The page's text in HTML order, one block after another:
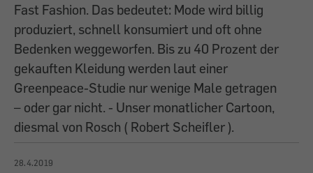
Fast Fashion. Das bedeutet: Mode wird billig
produziert, schnell konsumiert und oft ohne
Bedenken weggeworfen. Bis zu 40 Prozent der
gekauften Kleidung werden laut einer
Greenpeace-Studie nur wenige Male getragen
– oder gar nicht. - Unser monatlicher Cartoon,
diesmal von Rosch ( Robert Scheifler ).
28.4.2019